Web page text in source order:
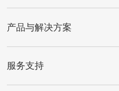
产品与解决方案
服务支持